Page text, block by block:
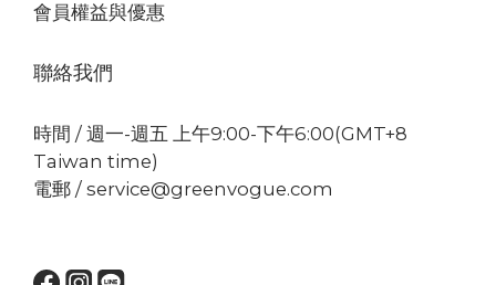
會員權益與優惠
聯絡我們
時間 / 週一-週五 上午9:00-下午6:00(GMT+8
Taiwan time)
電郵 / service@greenvogue.com